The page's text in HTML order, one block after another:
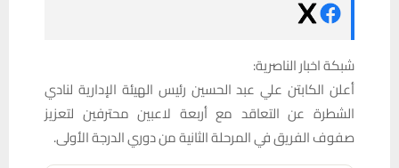
شبكة اخبار الناصرية:
أعلن الكابتن علي عبد الحسين رئيس الهيئة الإدارية لنادي
الشطرة عن التعاقد مع أربعة لاعبين محترفين لتعزيز
صفوف الفريق في المرحلة الثانية من دوري الدرجة الأولى.